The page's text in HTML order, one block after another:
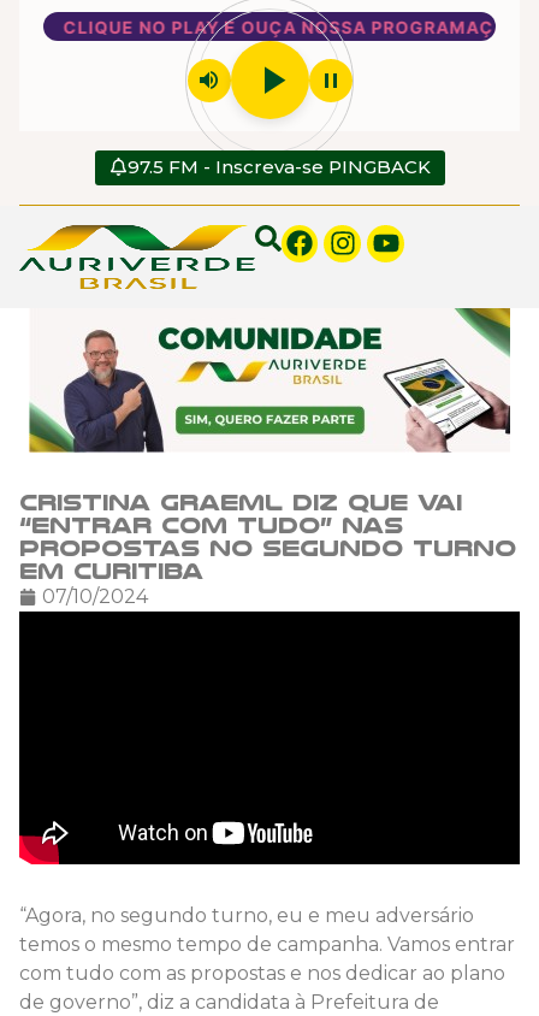
CLIQUE NO PLAY E OUÇA NOSSA PROGRAMAÇÃO
volume_up play_arrow pause
97.5 FM - Inscreva-se PINGBACK
Cristina Graeml diz que vai
“entrar com tudo” nas
propostas no segundo turno
em Curitiba
07/10/2024
“Agora, no segundo turno, eu e meu adversário
temos o mesmo tempo de campanha. Vamos entrar
com tudo com as propostas e nos dedicar ao plano
de governo”, diz a candidata à Prefeitura de